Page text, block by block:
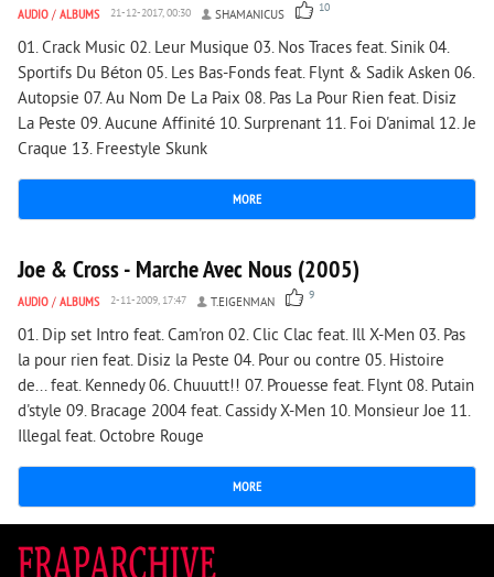
AUDIO / ALBUMS 21-12-2017, 00:30 SHAMANICUS 10
01. Crack Music 02. Leur Musique 03. Nos Traces feat. Sinik 04.
Sportifs Du Béton 05. Les Bas-Fonds feat. Flynt & Sadik Asken 06.
Autopsie 07. Au Nom De La Paix 08. Pas La Pour Rien feat. Disiz
La Peste 09. Aucune Affinité 10. Surprenant 11. Foi D'animal 12. Je
Craque 13. Freestyle Skunk
MORE
5 936 0
Joe & Cross - Marche Avec Nous (2005)
AUDIO / ALBUMS 2-11-2009, 17:47 T.EIGENMAN 9
01. Dip set Intro feat. Cam'ron 02. Clic Clac feat. Ill X-Men 03. Pas
la pour rien feat. Disiz la Peste 04. Pour ou contre 05. Histoire
de... feat. Kennedy 06. Chuuutt!! 07. Prouesse feat. Flynt 08. Putain
d'style 09. Bracage 2004 feat. Cassidy X-Men 10. Monsieur Joe 11.
Illegal feat. Octobre Rouge
MORE